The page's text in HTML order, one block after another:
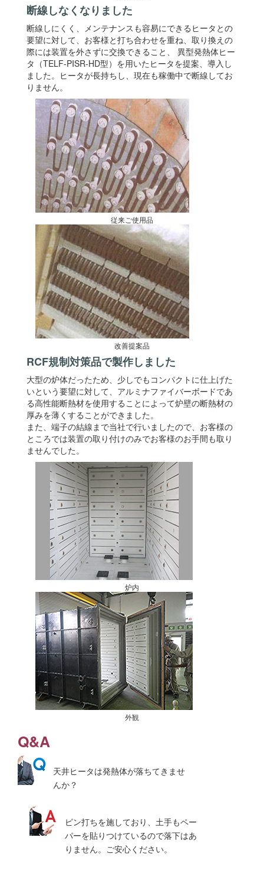
断線しなくなりました
断線しにくく、メンテナンスも容易にできるヒータとの
要望に対して、お客様と打ち合わせを重ね、取り換えの
際には装置を外さずに交換できること、 異型発熱体ヒー
タ（TELF-PISR-HD型）を用いたヒータを提案、導入し
ました。ヒータが長持ちし、現在も稼働中で断線してお
りません。
従来ご使用品
改善提案品
RCF規制対策品で製作しました
大型の炉体だったため、少しでもコンパクトに仕上げた
いという要望に対して、アルミナファイバーボードであ
る高性能断熱材を使用することによって炉壁の断熱材の
厚みを薄くすることができました。
また、端子の結線まで当社で行いましたので、お客様の
ところでは装置の取り付けのみでお客様のお手間も取り
ませんでした。
炉内
外観
Q&A
天井ヒータは発熱体が落ちてきませ
んか？
ピン打ちを施しており、土手もペー
パーを貼りつけているので落下はあ
りません。ご安心ください。